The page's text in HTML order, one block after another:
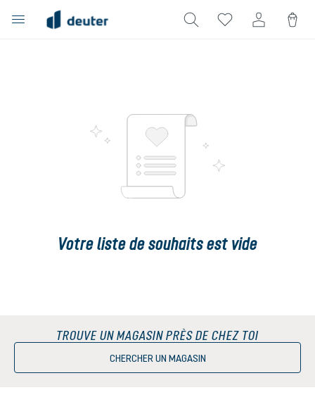
principal
Votre liste de souhaits est vide
TROUVE UN MAGASIN PRÈS DE CHEZ TOI
CHERCHER UN MAGASIN